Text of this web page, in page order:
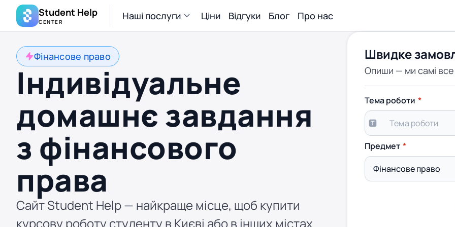
Student Help
CENTER Наші послуги Ціни Відгуки Блог Про нас
Фінансове право
Індивідуальне
домашнє завдання
з фінансового
права
Сайт Student Help — найкраще місце, щоб купити
курсову роботу студенту в Києві або в інших містах
Швидке
Опиши — ми самі
Тема роботи
Предмет